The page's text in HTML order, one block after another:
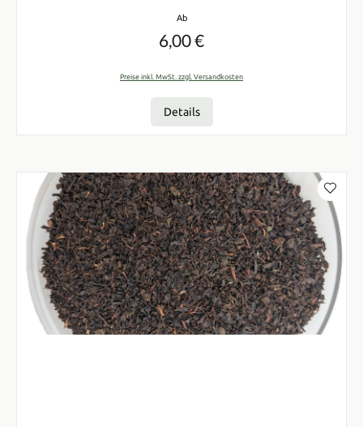
Regulärer Preis:
Ab
6,00 €
Preise inkl. MwSt. zzgl. Versandkosten
Details